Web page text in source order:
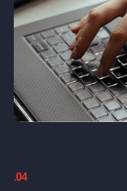
.04